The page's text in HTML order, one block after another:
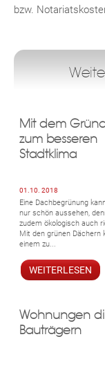
bzw.
Mit dem
zum besseren
Stadtklima
01.10. 2018
Eine Dachbegrünung
nur schön aussehen,
zudem ökologisch auch
Mit den grünen Dächern
einem zu...
WEITERLESEN
Wohnungen
Bauträgern